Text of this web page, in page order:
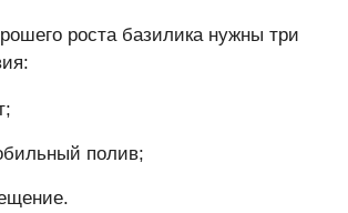
роста базилика нужны три
полив;